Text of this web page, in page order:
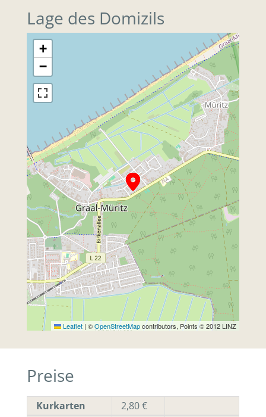
Lage des Domizils
+
−
Leaflet | ©OpenStreetMapcontributors, Points © 2012 LINZ
Preise
Kurkarten
2,80 €